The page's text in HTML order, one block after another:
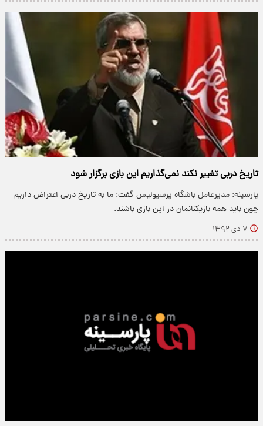
تاریخ دربی تغییر نکند نمی‌گذاریم این بازی برگزار شود
پارسینه: مدیرعامل باشگاه پرسپولیس گفت: ما به تاریخ دربی اعتراض داریم
چون باید همه بازیکنانمان در این بازی باشند.
۷ دی ۱۳۹۲